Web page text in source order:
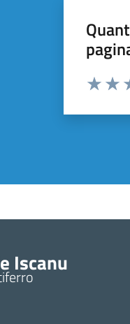
Valuta da
Iscanu